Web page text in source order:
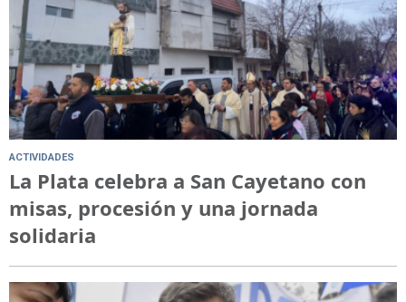
ACTIVIDADES
La Plata celebra a San Cayetano con
misas, procesión y una jornada
solidaria